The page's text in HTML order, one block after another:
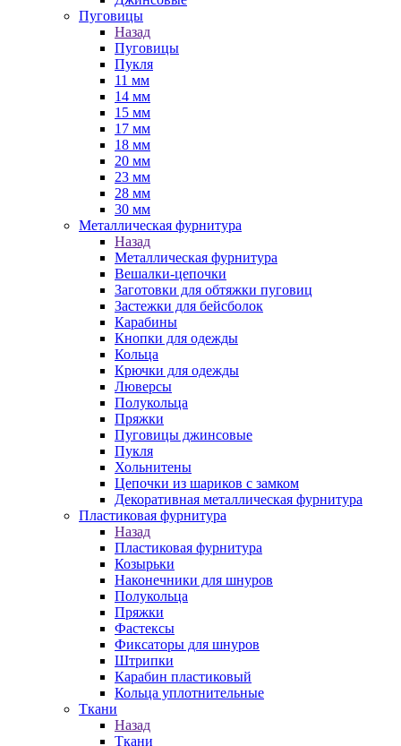
Пуговицы
Назад
Пуговицы
Пукля
11 мм
14 мм
15 мм
17 мм
18 мм
20 мм
23 мм
28 мм
30 мм
Металлическая фурнитура
Назад
Металлическая фурнитура
Вешалки-цепочки
Заготовки для обтяжки пуговиц
Застежки для бейсболок
Карабины
Кнопки для одежды
Кольца
Крючки для одежды
Люверсы
Полукольца
Пряжки
Пуговицы джинсовые
Пукля
Хольнитены
Цепочки из шариков с замком
Декоративная металлическая фурнитура
Пластиковая фурнитура
Назад
Пластиковая фурнитура
Козырьки
Наконечники для шнуров
Полукольца
Пряжки
Фастексы
Фиксаторы для шнуров
Штрипки
Карабин пластиковый
Кольца уплотнительные
Ткани
Назад
Ткани